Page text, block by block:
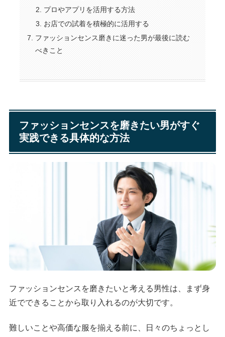
プロやアプリを活用する方法
お店での試着を積極的に活用する
ファッションセンス磨きに迷った男が最後に読む
べきこと
ファッションセンスを磨きたい男がすぐ
実践できる具体的な方法
ファッションセンスを磨きたいと考える男性は、まず身
近でできることから取り入れるのが大切です。
難しいことや高価な服を揃える前に、日々のちょっとし